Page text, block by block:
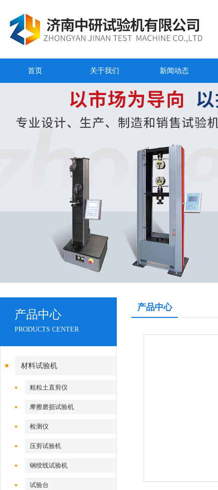
首页 关于我们 新闻动态
产品中心
PRODUCTS CENTER
材料试验机
粗粒土直剪仪
摩擦磨损试验机
检测仪
压剪试验机
钢绞线试验机
试验台
产品中心